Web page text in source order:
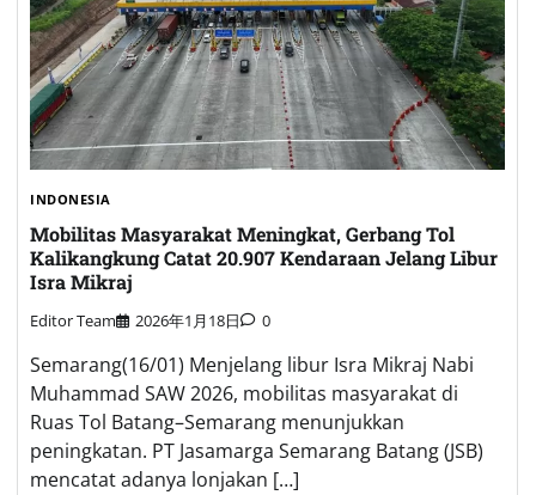
INDONESIA
Mobilitas Masyarakat Meningkat, Gerbang Tol
Kalikangkung Catat 20.907 Kendaraan Jelang Libur
Isra Mikraj
Editor Team 2026年1月18日 0
Semarang(16/01) Menjelang libur Isra Mikraj Nabi
Muhammad SAW 2026, mobilitas masyarakat di
Ruas Tol Batang–Semarang menunjukkan
peningkatan. PT Jasamarga Semarang Batang (JSB)
mencatat adanya lonjakan […]